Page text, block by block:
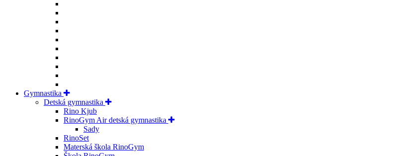
Gymnastika
Detská gymnastika
Rino Kjub
RinoGym Air detská gymnastika
Sady
RinoSet
Materská škola RinoGym